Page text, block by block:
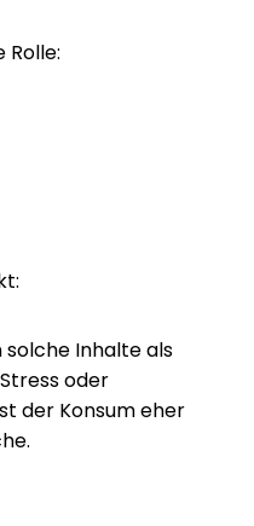
Rolle:
Inhalte als
oder
der Konsum eher